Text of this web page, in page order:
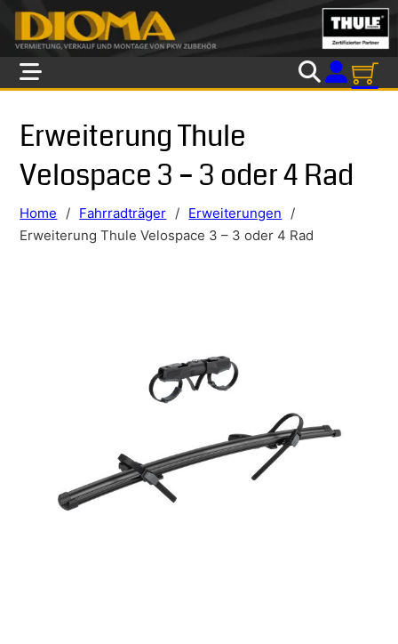
Skip to main content
Skip to footer
Erweiterung Thule
Velospace 3 – 3 oder 4 Rad
Home / Fahrradträger / Erweiterungen
/
Erweiterung Thule Velospace 3 – 3 oder 4 Rad